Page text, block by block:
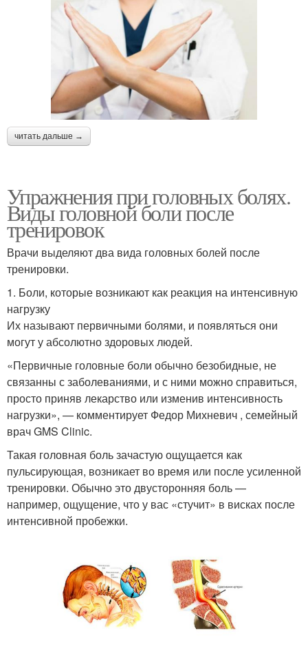
читать дальше →
Упражнения при головных болях.
Виды головной боли после
тренировок
Врачи выделяют два вида головных болей после
тренировки.
1. Боли, которые возникают как реакция на интенсивную
нагрузку
Их называют первичными болями, и появляться они
могут у абсолютно здоровых людей.
«Первичные головные боли обычно безобидные, не
связанны с заболеваниями, и с ними можно справиться,
просто приняв лекарство или изменив интенсивность
нагрузки», — комментирует Федор Михневич , семейный
врач GMS Clinic.
Такая головная боль зачастую ощущается как
пульсирующая, возникает во время или после усиленной
тренировки. Обычно это двусторонняя боль —
например, ощущение, что у вас «стучит» в висках после
интенсивной пробежки.